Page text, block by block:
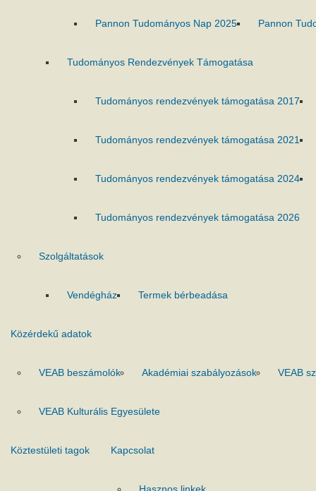
Pannon Tudományos Nap 2025 Pannon
Tudományos Rendezvények Támogatása
Tudományos rendezvények támogatása 2017
Tudományos rendezvények támogatása 2021
Tudományos rendezvények támogatása 2024
Tudományos rendezvények támogatása 2026
Szolgáltatások
Vendégház Termek bérbeadása
Közérdekű adatok
VEAB beszámolók Akadémiai szabályozások VEAB
VEAB Kulturális Egyesülete
Köztestületi tagok Kapcsolat